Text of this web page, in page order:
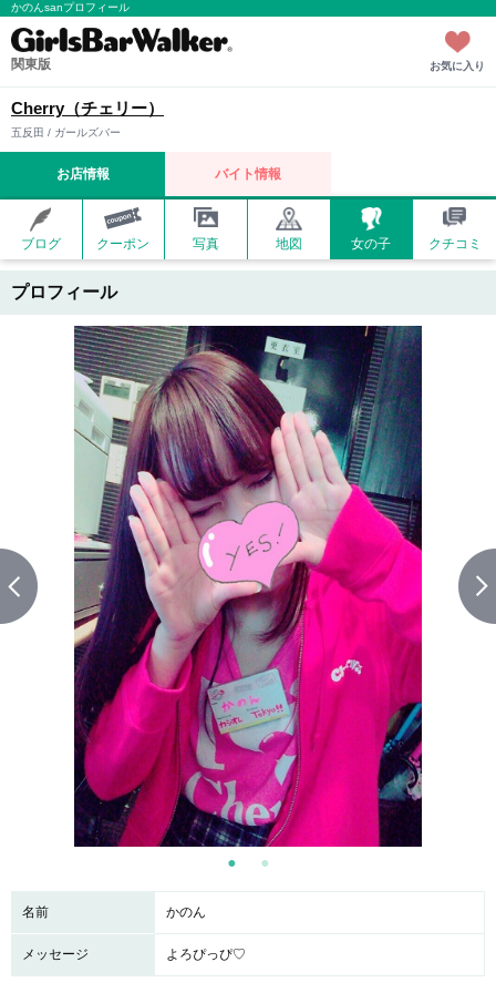
かのんsanプロフィール
関東版 お気に入り
Cherry（チェリー）
五反田 / ガールズバー
お店情報 バイト情報
ブログ クーポン 写真 地図 女の子 クチコミ
プロフィール
名前 かのん
メッセージ よろぴっぴ♡